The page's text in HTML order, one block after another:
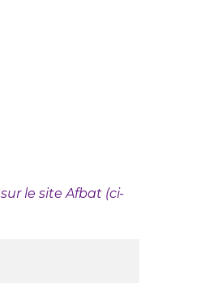
le site Afbat (ci-